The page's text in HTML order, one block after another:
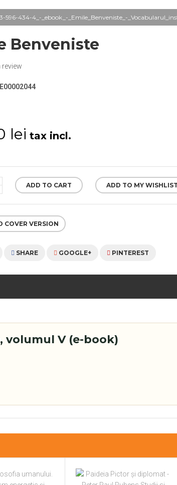
596-434-4_-_ebook_-_Emile_Benveniste_-
Benveniste
review
E00002044
lei tax incl.
ADD TO CART ADD TO MY WISHLIST
COVER VERSION
SHARE GOOGLE+ PINTEREST
V (e-book)